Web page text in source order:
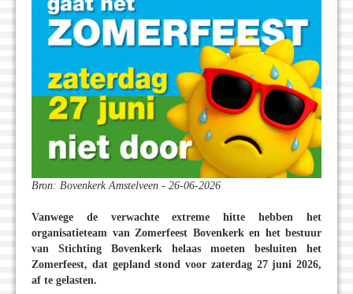
Bron: Bovenkerk Amstelveen - 26-06-2026
Vanwege de verwachte extreme hitte hebben het
organisatieteam van Zomerfeest Bovenkerk en het bestuur
van Stichting Bovenkerk helaas moeten besluiten het
Zomerfeest, dat gepland stond voor zaterdag 27 juni 2026,
af te gelasten.